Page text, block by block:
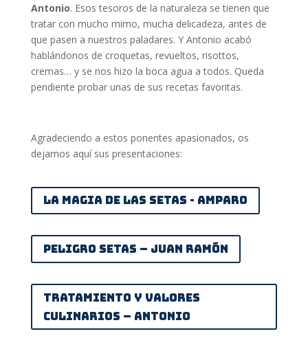
Antonio. Esos tesoros de la naturaleza se tienen que
tratar con mucho mimo, mucha delicadeza, antes de
que pasen a nuestros paladares. Y Antonio acabó
hablándonos de croquetas, revueltos, risottos,
cremas… y se nos hizo la boca agua a todos. Queda
pendiente probar unas de sus recetas favoritas.
Agradeciendo a estos ponentes apasionados, os
dejamos aquí sus presentaciones:
La magia de las setas - Amparo
Peligro setas – Juan Ramón
Tratamiento y valores
culinarios – Antonio